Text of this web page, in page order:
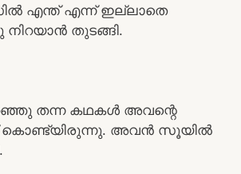
എന്ത് എന്ന് ഇല്ലാതെ
നിറയാൻ തുടങ്ങി.
തന്ന കഥകൾ അവന്റെ
കൊണ്ട്യിരുന്നു. അവൻ സൂയിൽ